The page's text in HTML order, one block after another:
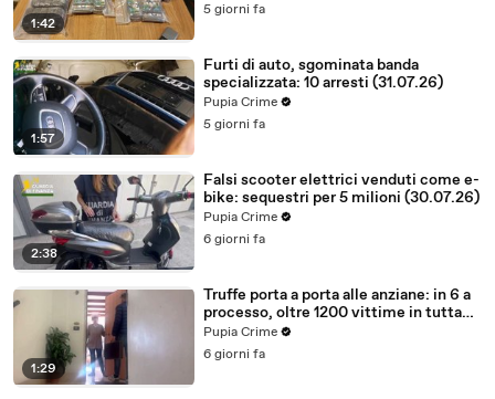
1:42
5 giorni fa
1:57
Furti di auto, sgominata banda
specializzata: 10 arresti (31.07.26)
Pupia Crime
5 giorni fa
2:38
Falsi scooter elettrici venduti come e-
bike: sequestri per 5 milioni (30.07.26)
Pupia Crime
6 giorni fa
1:29
Truffe porta a porta alle anziane: in 6 a
processo, oltre 1200 vittime in tutta
Italia (30.07.26)
Pupia Crime
6 giorni fa